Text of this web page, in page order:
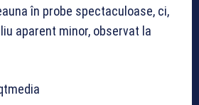
în probe spectaculoase, ci,
aparent minor, observat la